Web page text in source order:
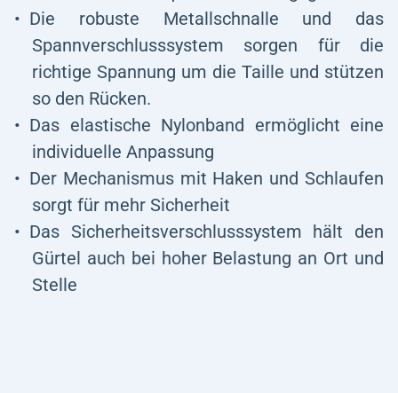
Die robuste Metallschnalle und das
Spannverschlusssystem sorgen für die
richtige Spannung um die Taille und stützen
so den Rücken.
Das elastische Nylonband ermöglicht eine
individuelle Anpassung
Der Mechanismus mit Haken und Schlaufen
sorgt für mehr Sicherheit
Das Sicherheitsverschlusssystem hält den
Gürtel auch bei hoher Belastung an Ort und
Stelle